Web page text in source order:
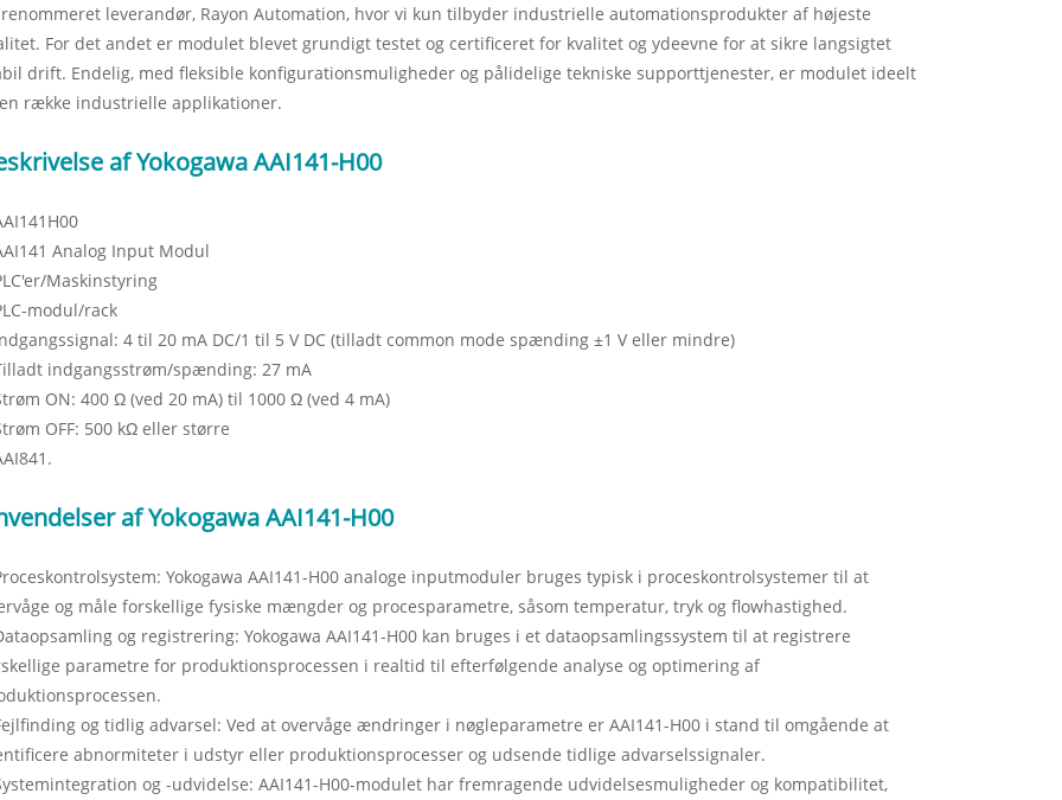
leverandør, Rayon Automation, hvor vi kun tilbyder industrielle automationsprodukter af højeste
For det andet er modulet blevet grundigt testet og certificeret for kvalitet og ydeevne for at sikre langsigtet
drift. Endelig, med fleksible konfigurationsmuligheder og pålidelige tekniske supporttjenester, er modulet ideelt
række industrielle applikationer.
af Yokogawa AAI141-H00
Analog Input Modul
Maskinstyring
modul/rack
4 til 20 mA DC/1 til 5 V DC (tilladt common mode spænding ±1 V eller mindre)
indgangsstrøm/spænding: 27 mA
ON: 400 Ω (ved 20 mA) til 1000 Ω (ved 4 mA)
OFF: 500 kΩ eller større
af Yokogawa AAI141-H00
Yokogawa AAI141-H00 analoge inputmoduler bruges typisk i proceskontrolsystemer til at
og måle forskellige fysiske mængder og procesparametre, såsom temperatur, tryk og flowhastighed.
og registrering: Yokogawa AAI141-H00 kan bruges i et dataopsamlingssystem til at registrere
parametre for produktionsprocessen i realtid til efterfølgende analyse og optimering af
og tidlig advarsel: Ved at overvåge ændringer i nøgleparametre er AAI141-H00 i stand til omgående at
abnormiteter i udstyr eller produktionsprocesser og udsende tidlige advarselssignaler.
og -udvidelse: AAI141-H00-modulet har fremragende udvidelsesmuligheder og kompatibilitet,